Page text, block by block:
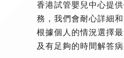
香港試管嬰兒中心提
務，我們會耐心詳細和
根據個人的情況選擇
及有足夠的時間解答病